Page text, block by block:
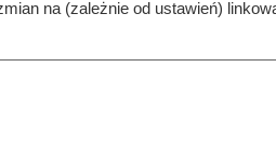
na (zależnie od ustawień)